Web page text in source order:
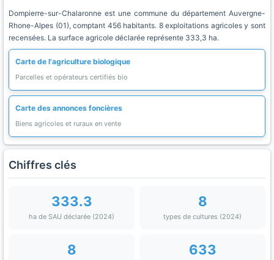
Dompierre-sur-Chalaronne est une commune du département Auvergne-
Rhone-Alpes (01), comptant 456 habitants. 8 exploitations agricoles y sont
recensées. La surface agricole déclarée représente 333,3 ha.
Carte de l'agriculture biologique
Parcelles et opérateurs certifiés bio
Carte des annonces foncières
Biens agricoles et ruraux en vente
Chiffres clés
333.3
ha de SAU déclarée (2024)
8
types de cultures (2024)
8 633